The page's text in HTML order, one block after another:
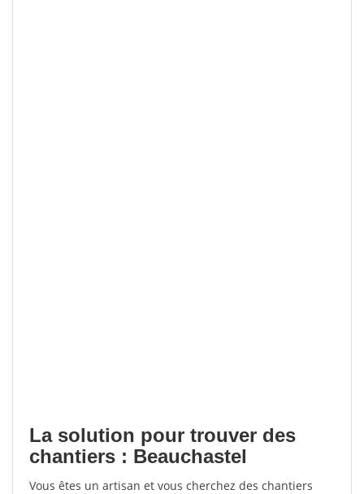
La solution pour trouver des
chantiers : Beauchastel
Vous êtes un artisan et vous cherchez des chantiers